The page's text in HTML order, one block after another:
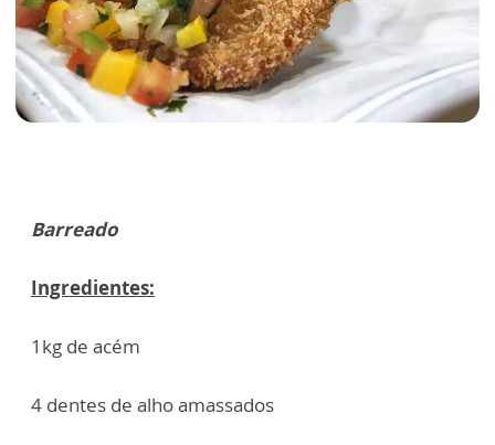
Barreado
Ingredientes:
1kg de acém
4 dentes de alho amassados